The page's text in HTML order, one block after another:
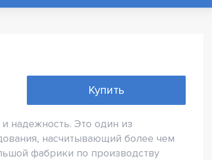
Купить
надежность. Это один из
насчитывающий более чем
фабрики по производству